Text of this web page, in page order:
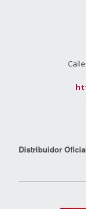
Distribuidor